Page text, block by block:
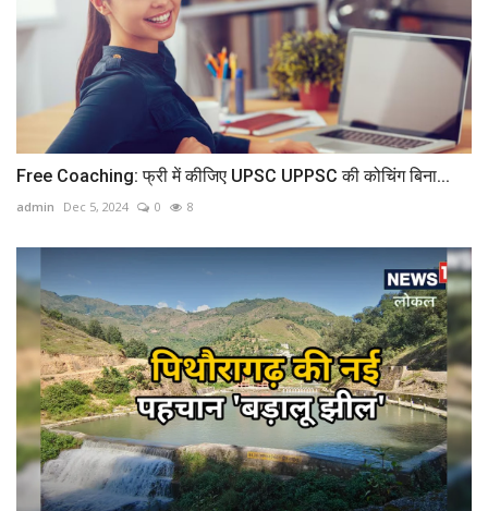
Free Coaching: फ्री में कीजिए UPSC UPPSC की कोचिंग बिना...
admin Dec 5, 2024 0 8